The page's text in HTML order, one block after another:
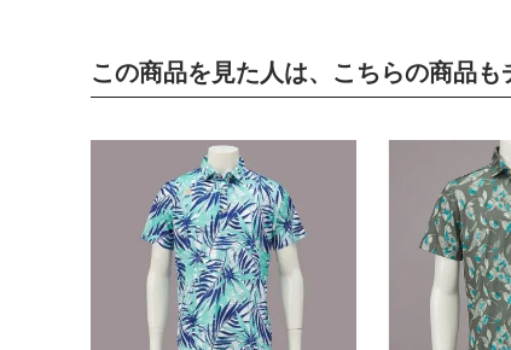
この商品を見た人は、こちらの商品